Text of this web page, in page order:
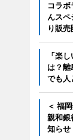
コラ
んス
り販売
「楽
は？離
でも人
＜ 福
親和銀
知らせ